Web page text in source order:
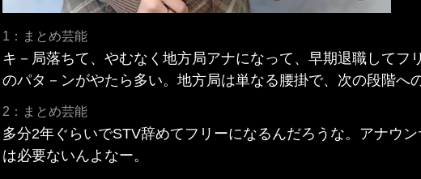
1：まとめ芸能
キ－局落ちて、やむなく地方局アナになって、早期退職してフ
のパタ－ンがやたら多い。地方局は単なる腰掛で、次の段階へ
2：まとめ芸能
多分2年ぐらいでSTV辞めてフリーになるんだろうな。アナウ
は必要ないんよなー。